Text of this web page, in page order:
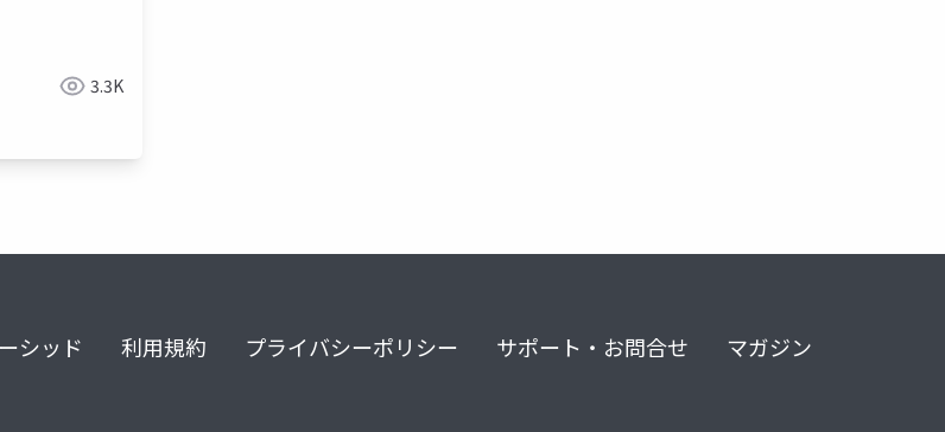
3.3K
シッド 利用規約 プライバシーポリシー サポート・お問合せ マガジン